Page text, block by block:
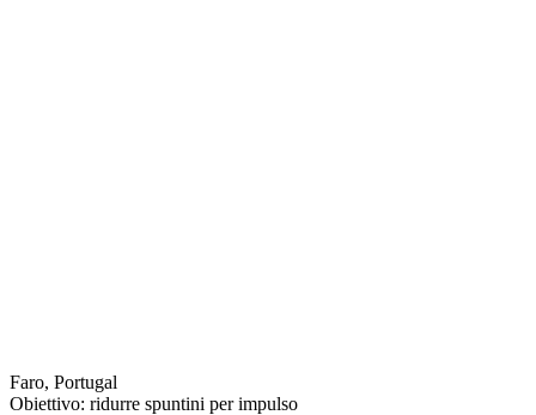
Faro, Portugal
Obiettivo: ridurre spuntini per impulso